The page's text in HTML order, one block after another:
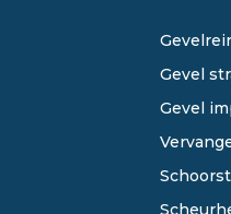
Gevel
Gevel